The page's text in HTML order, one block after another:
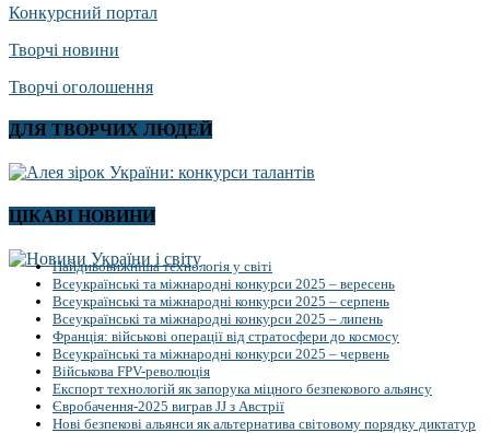
Конкурсний портал
Творчі новини
Творчі оголошення
ДЛЯ ТВОРЧИХ ЛЮДЕЙ
ЦІКАВІ НОВИНИ
Найдивовижніша технологія у світі
Всеукраїнські та міжнародні конкурси 2025 – вересень
Всеукраїнські та міжнародні конкурси 2025 – серпень
Всеукраїнські та міжнародні конкурси 2025 – липень
Франція: військові операції від стратосфери до космосу
Всеукраїнські та міжнародні конкурси 2025 – червень
Військова FPV-революція
Експорт технологій як запорука міцного безпекового альянсу
Євробачення-2025 виграв JJ з Австрії
Нові безпекові альянси як альтернатива світовому порядку диктатур